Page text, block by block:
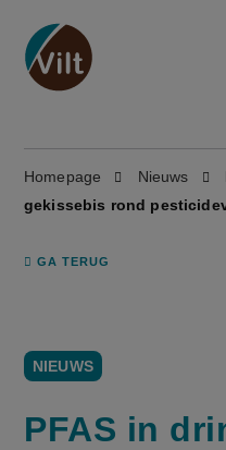
Homepage Nieuws
gekissebis rond
GA TERUG
NIEUWS
PFAS in